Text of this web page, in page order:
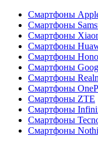
Смартфоны
Смартфоны
Смартфоны
Смартфоны
Смартфоны
Смартфоны
Смартфоны
Смартфоны
Смартфоны ZTE
Смартфоны
Смартфоны
Смартфоны